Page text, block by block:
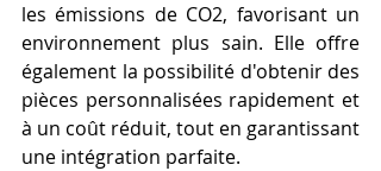
les émissions de CO2, favorisant un
environnement plus sain. Elle offre
également la possibilité d'obtenir des
pièces personnalisées rapidement et
à un coût réduit, tout en garantissant
une intégration parfaite.